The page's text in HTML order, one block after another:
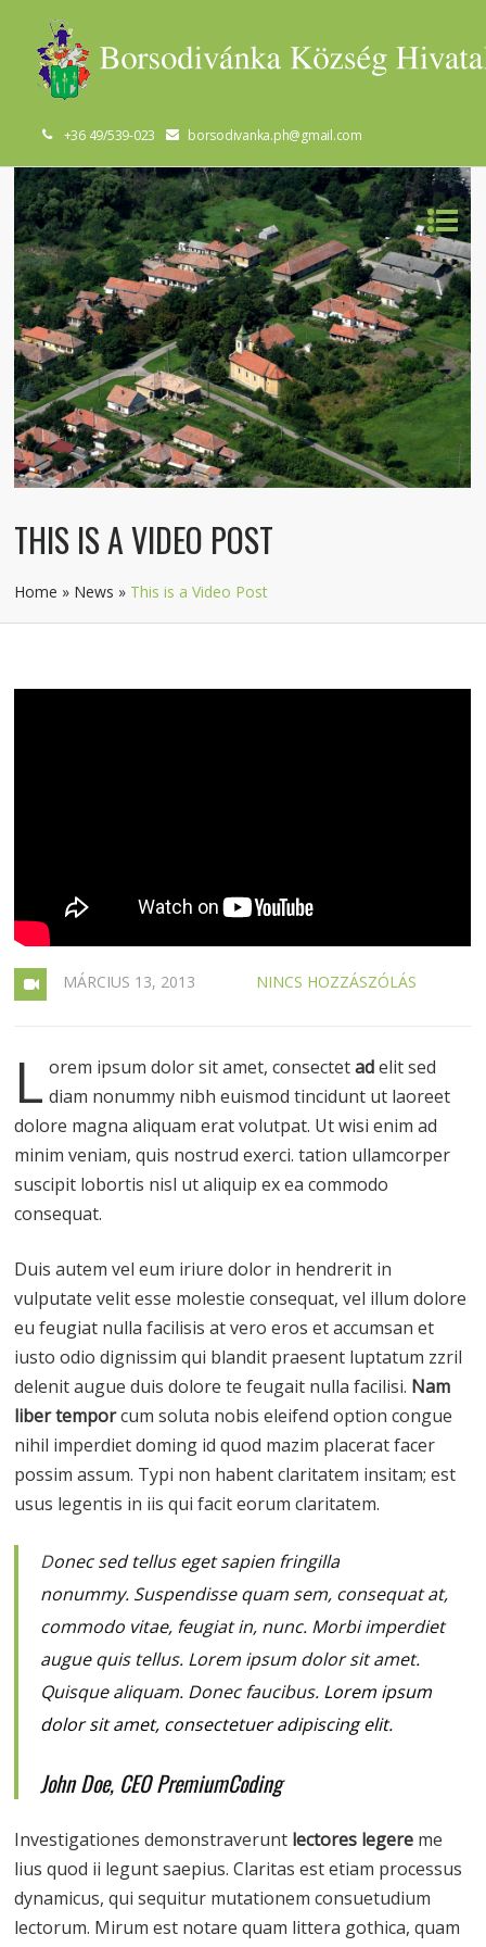
+36 49/539-023 borsodivanka.ph@gmail.com
THIS IS A VIDEO POST
Home » News » This is a Video Post
MÁRCIUS 13, 2013 NINCS HOZZÁSZÓLÁS
L orem ipsum dolor sit amet, consectetadelit sed
diam nonummy nibh euismod tincidunt ut laoreet
dolore magna aliquam erat volutpat. Ut wisi enim ad
minim veniam, quis nostrud exerci. tation ullamcorper
suscipit lobortis nisl ut aliquip ex ea commodo
consequat.
Duis autem vel eum iriure dolor in hendrerit in
vulputate velit esse molestie consequat, vel illum dolore
eu feugiat nulla facilisis at vero eros et accumsan et
iusto odio dignissim qui blandit praesent luptatum zzril
delenit augue duis dolore te feugait nulla facilisi. Nam
liber temporcum soluta nobis eleifend option congue
nihil imperdiet doming id quod mazim placerat facer
possim assum. Typi non habent claritatem insitam; est
usus legentis in iis qui facit eorum claritatem.
Donec sed tellus eget sapien fringilla
nonummy. Suspendisse quam sem, consequat at,
commodo vitae, feugiat in, nunc. Morbi imperdiet
augue quis tellus. Lorem ipsum dolor sit amet.
Quisque aliquam. Donec faucibus. Lorem ipsum
dolor sit amet, consectetuer adipiscing elit.
John Doe, CEO PremiumCoding
Investigationes demonstraverunt lectores legere me
lius quod ii legunt saepius. Claritas est etiam processus
dynamicus, qui sequitur mutationem consuetudium
lectorum. Mirum est notare quam littera gothica, quam